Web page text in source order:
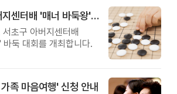
제3회 서초구 아버지센터배 '매너 바둑왕' 대회
초구 아버지센터배
둑 대회를 개최합니다.
족 마음여행' 신청 안내